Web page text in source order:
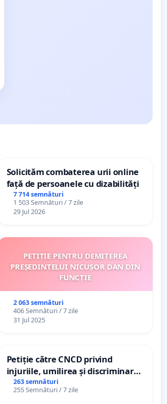
Solicităm combaterea urii online
față de persoanele cu dizabilități
7 714 semnături
1 503 Semnături / 7 zile
29 Jul 2026
PETIȚIE PENTRU DEMITEREA
PREȘEDINTELUI NICUȘOR DAN DIN
FUNCȚIE
2 063 semnături
406 Semnături / 7 zile
31 Jul 2025
Petiție către CNCD privind
injuriile, umilirea și discriminarea
persoanelor cu dizabilități de
către utilizatorul TikTok „Gorici”
263 semnături
255 Semnături / 7 zile